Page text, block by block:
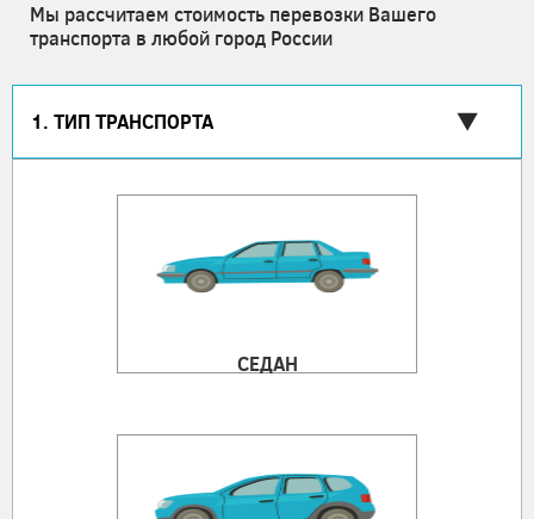
Мы рассчитаем стоимость перевозки Вашего
транспорта в любой город России
1. ТИП ТРАНСПОРТА
СЕДАН